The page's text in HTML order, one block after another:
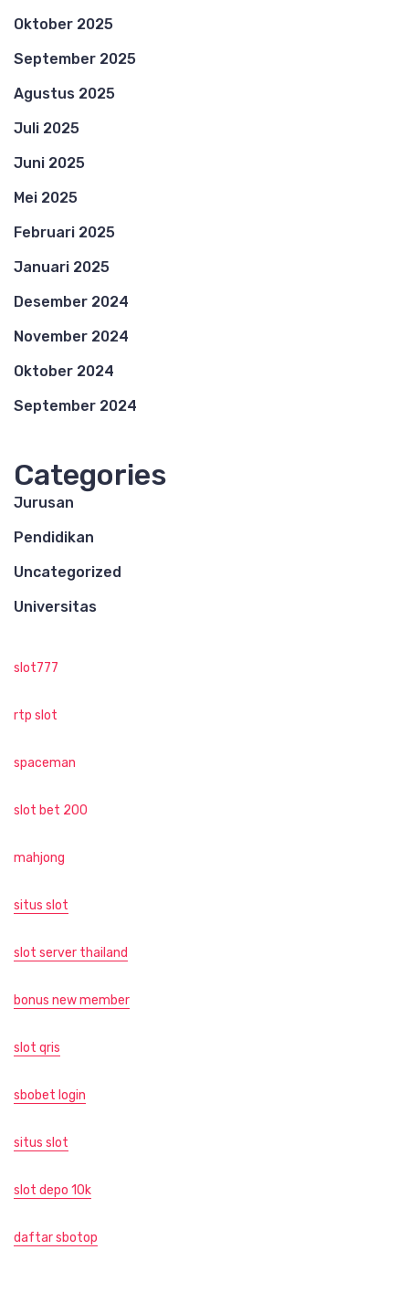
Oktober 2025
September 2025
Agustus 2025
Juli 2025
Juni 2025
Mei 2025
Februari 2025
Januari 2025
Desember 2024
November 2024
Oktober 2024
September 2024
Categories
Jurusan
Pendidikan
Uncategorized
Universitas
slot777
rtp slot
spaceman
slot bet 200
mahjong
situs slot
slot server thailand
bonus new member
slot qris
sbobet login
situs slot
slot depo 10k
daftar sbotop